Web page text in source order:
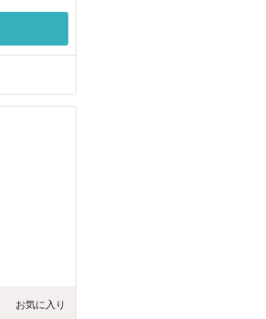
お気に入り